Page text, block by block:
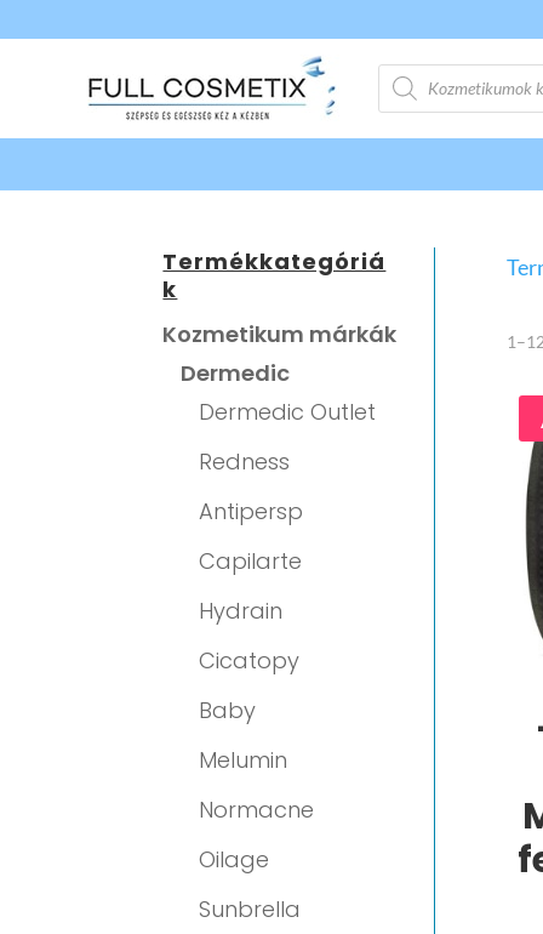
Products
search
Termékkategóriá
k
Kozmetikum márkák
Dermedic
Dermedic Outlet
Redness
Antipersp
Capilarte
Hydrain
Cicatopy
Baby
Melumin
Normacne
Oilage
Sunbrella